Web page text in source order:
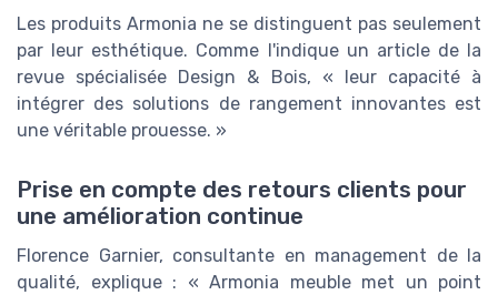
Les produits Armonia ne se distinguent pas seulement
par leur esthétique. Comme l'indique un article de la
revue spécialisée Design & Bois, « leur capacité à
intégrer des solutions de rangement innovantes est
une véritable prouesse. »
Prise en compte des retours clients pour
une amélioration continue
Florence Garnier, consultante en management de la
qualité, explique : « Armonia meuble met un point